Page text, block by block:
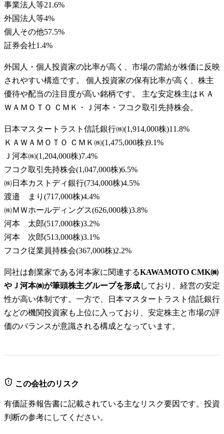
事業法人等21.6%
外国法人等4%
個人その他57.5%
証券会社1.4%
外国人・個人投資家の比率が高く、市場の需給が株価に反映
されやすい構造です。 個人投資家の保有比率が高く、株主
優待や配当の注目度が高い銘柄です。 主な安定株主はＫＡ
ＷＡＭＯＴＯ ＣＭＫ・Ｊ河本・フコク取引先持株会。
日本マスタートラスト信託銀行㈱(1,914,000株)11.8%
ＫＡＷＡＭＯＴＯ ＣＭＫ㈱(1,475,000株)9.1%
Ｊ河本㈱(1,204,000株)7.4%
フコク取引先持株会(1,047,000株)6.5%
㈱日本カストディ銀行(734,000株)4.5%
渡邉 まり (717,000株)4.4%
㈱ＭＷホールディングス(626,000株)3.8%
河本 太郎(517,000株)3.2%
河本 次郎(513,000株)3.1%
フコク従業員持株会(367,000株)2.2%
同社は創業家である河本家に関連するKAWAMOTO CMK㈱
やＪ河本㈱が筆頭株主グループを形成しており、経営の安定
性が高い体制です。一方で、日本マスタートラスト信託銀行
などの機関投資家も上位に入っており、安定株主と市場の評
価のバランスが意識される構成となっています。
この会社のリスク
有価証券報告書に記載されている主なリスク要因です。投資
判断の参考にしてください。